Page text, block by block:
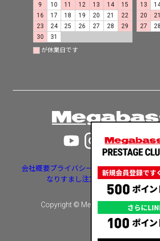
9
10 11 12 13 14
15
16
17 18 19 20 21
22
23
24 25 26 27 28
29
30
31
13
20
21
27
28
が休業日です
会社概要プライバシーポリシー特定商取引
なりすまし注文・いたずら注文等
Copyright © Megabass inc. All rights